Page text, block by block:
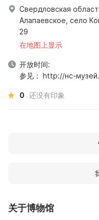
关于博物馆
Свердловская
Алапаевское, село
29
在地图上显示
开放时间:
参见： http://нс-
0 还没有印象